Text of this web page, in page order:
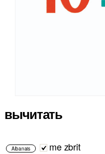
вычитать
Albanais me zbrit